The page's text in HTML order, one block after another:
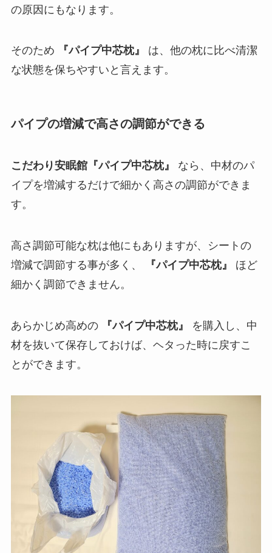
の原因にもなります。
そのため 『パイプ中芯枕』
は、他の枕に比べ清潔
な状態を保ちやすいと言えます。
パイプの増減で高さの調節ができる
こだわり安眠館『パイプ中芯枕』
なら、中材のパ
イプを増減するだけで細かく高さの調節ができま
す。
高さ調節可能な枕は他にもありますが、シートの
増減で調節する事が多く、
『パイプ中芯枕』
ほど
細かく調節できません。
あらかじめ高めの 『パイプ中芯枕』
を購入し、中
材を抜いて保存しておけば、ヘタった時に戻すこ
とができます。